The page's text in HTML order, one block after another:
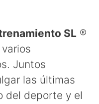
SL ®
Juntos
las últimas
del deporte y el